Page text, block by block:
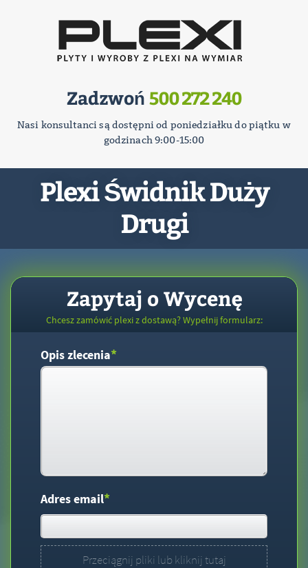
Zadzwoń 500 272 240
Nasi konsultanci są dostępni od poniedziałku do piątku w
godzinach 9:00-15:00
Plexi Świdnik Duży
Drugi
Zapytaj o Wycenę
Chcesz zamówić plexi z dostawą? Wypełnij formularz:
Opis zlecenia*
Adres email*
Przeciągnij pliki lub kliknij tutaj